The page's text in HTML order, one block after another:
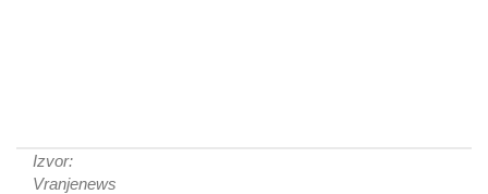
Izvor:
Vranjenews